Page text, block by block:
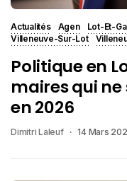
Actualités Agen Lot-Et-
Villeneuve-Sur-Lot
Politique en
maires qui
en 2026
Dimitri Laleuf 14 Mars